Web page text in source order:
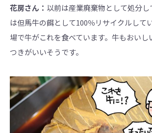
花房さん： 以前は産業廃棄物として処分
は但馬牛の餌として100％リサイクルして
場で牛がこれを食べています。牛もおいし
つきがいいそうです。